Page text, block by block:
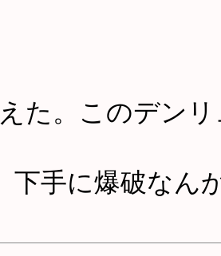
た。このデン
下手に爆破なん